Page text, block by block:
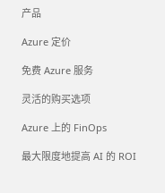
产品
Azure 定价
免费 Azure 服务
灵活的购买选项
Azure 上的 FinOps
最大限度地提高 AI 的 ROI